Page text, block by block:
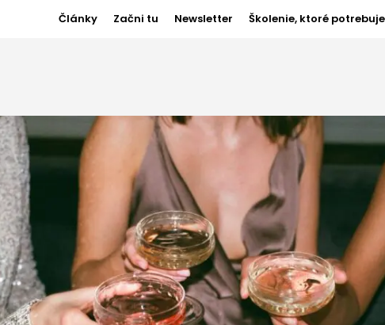
Články Začni tu Newsletter Školenie, ktoré